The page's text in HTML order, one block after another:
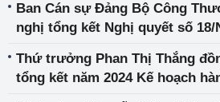
Ban Cán sự Đảng Bộ Công
nghị tổng kết Nghị quyết số 18/
Thứ trưởng Phan Thị Thắng
tổng kết năm 2024 Kế hoạch